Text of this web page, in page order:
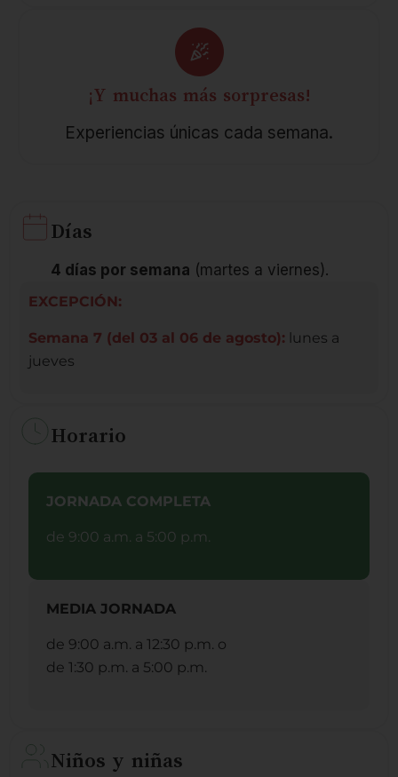
¡Y muchas más sorpresas!
Experiencias únicas cada semana.
Días
4 días por semana (martes a viernes).
EXCEPCIÓN:
Semana 7 (del 03 al 06 de agosto): lunes a
jueves
Horario
JORNADA COMPLETA
de 9:00 a.m. a 5:00 p.m.
MEDIA JORNADA
de 9:00 a.m. a 12:30 p.m. o
de 1:30 p.m. a 5:00 p.m.
Niños y niñas